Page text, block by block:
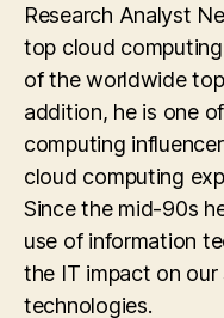
Research Analyst
top cloud
of the worldwide
addition, he is one
computing
cloud computing
Since the mid-90s
use of information
the IT impact on
technologies.